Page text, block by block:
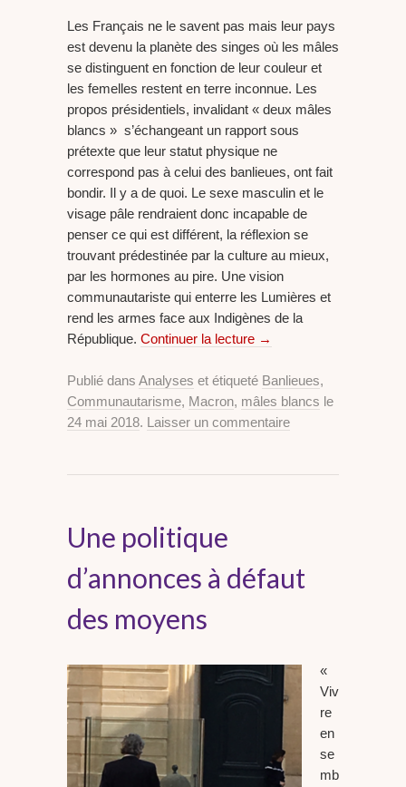
Les Français ne le savent pas mais leur pays
est devenu la planète des singes où les mâles
se distinguent en fonction de leur couleur et
les femelles restent en terre inconnue. Les
propos présidentiels, invalidant « deux mâles
blancs » s’échangeant un rapport sous
prétexte que leur statut physique ne
correspond pas à celui des banlieues, ont fait
bondir. Il y a de quoi. Le sexe masculin et le
visage pâle rendraient donc incapable de
penser ce qui est différent, la réflexion se
trouvant prédestinée par la culture au mieux,
par les hormones au pire. Une vision
communautariste qui enterre les Lumières et
rend les armes face aux Indigènes de la
République. Continuer la lecture →
Publié dans Analyses et étiqueté Banlieues,
Communautarisme, Macron, mâles blancs le
24 mai 2018. Laisser un commentaire
Une politique
d’annonces à défaut
des moyens
«
Viv
re
en
se
mb